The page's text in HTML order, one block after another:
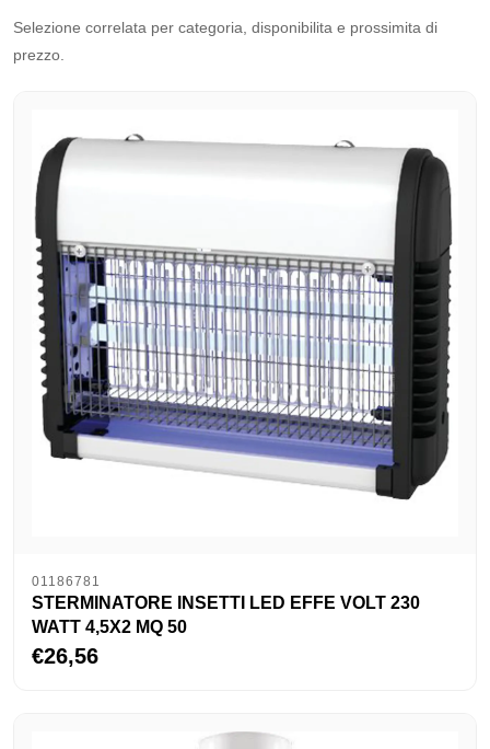
Selezione correlata per categoria, disponibilita e prossimita di
prezzo.
01186781
STERMINATORE INSETTI LED EFFE VOLT 230
WATT 4,5X2 MQ 50
€26,56